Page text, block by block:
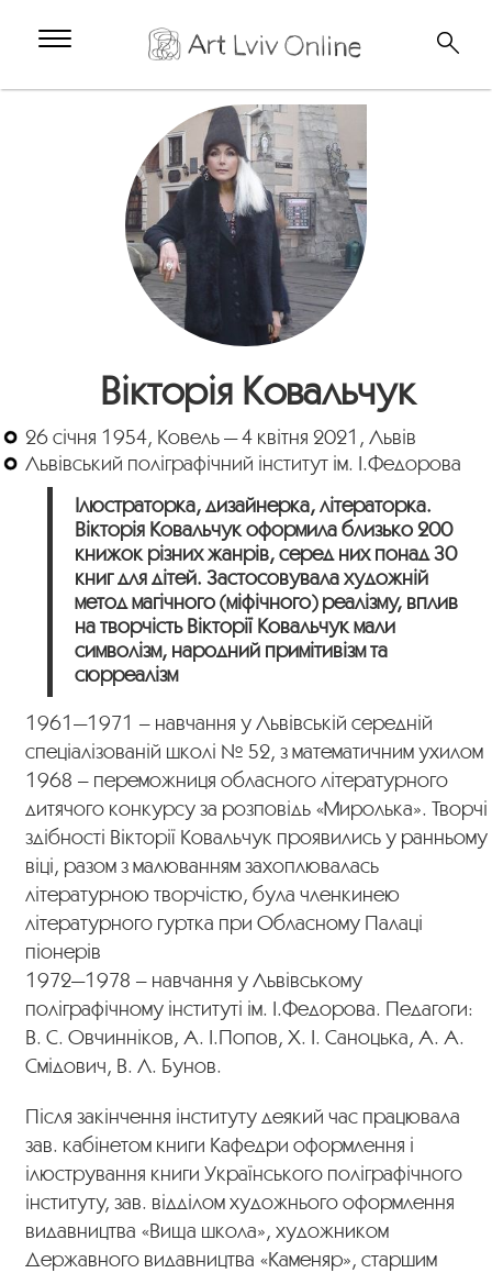
Вікторія Ковальчук
26 січня 1954, Ковель — 4 квітня 2021, Львів
Львівський поліграфічний інститут ім. І.Федорова
Ілюстраторка, дизайнерка, літераторка.
Вікторія Ковальчук оформила близько 200
книжок різних жанрів, серед них понад 30
книг для дітей. Застосовувала художній
метод магічного (міфічного) реалізму, вплив
на творчість Вікторії Ковальчук мали
символізм, народний примітивізм та
сюрреалізм
1961—1971 – навчання у Львівській середній
спеціалізованій школі № 52, з математичним ухилом
1968 – переможниця обласного літературного
дитячого конкурсу за розповідь «Миролька». Творчі
здібності Вікторії Ковальчук проявились у ранньому
віці, разом з малюванням захоплювалась
літературною творчістю, була членкинею
літературного гуртка при Обласному Палаці
піонерів
1972—1978 – навчання у Львівському
поліграфічному інституті ім. І.Федорова. Педагоги:
В. С. Овчинніков, А. І.Попов, Х. І. Саноцька, А. А.
Смідович, В. Л. Бунов.
Після закінчення інституту деякий час працювала
зав. кабінетом книги Кафедри оформлення і
ілюстрування книги Українського поліграфічного
інституту, зав. відділом художнього оформлення
видавництва «Вища школа», художником
Державного видавництва «Каменяр», старшим